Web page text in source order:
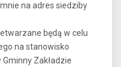
na adres siedziby
będą w celu
na stanowisko
Zakładzie